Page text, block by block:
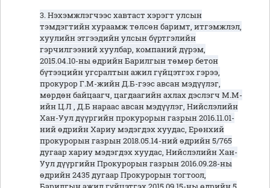
3. Нэхэмжлэгчээс хавтаст хэрэгт улсын
тэмдэгтийн хураамж төлсөн баримт, итгэмжлэл,
хуулийн этгээдийн улсын бүртгэлийн
гэрчилгээний хуулбар, компаний дүрэм,
2015.04.10-ны өдрийн Барилгын төмөр бетон
бүтээцийн угсралтын ажил гүйцэтгэх гэрээ,
прокурор Г.М-жийн Д.Б-гээс авсан мэдүүлэг,
мөрдөн байцаагч, цагдаагийн ахлах дэслэгч М.М-
ийн Ц.Л , Д.Б нараас авсан мэдүүлэг, Нийслэлийн
Хан-Уул дүүргийн прокурорын газрын 2016.11.01-
ний өдрийн Хариу мэдэгдэх хуудас, Ерөнхий
прокурорын газрын 2018.05.14-ний өдрийн 5/765
дугаар хариу мэдэгдэх хуудас, Нийслэлийн Хан-
Уул дүүргийн Прокурорын газрын 2016.09.28-ны
өдрийн 2435 дугаар Прокурорын тогтоол,